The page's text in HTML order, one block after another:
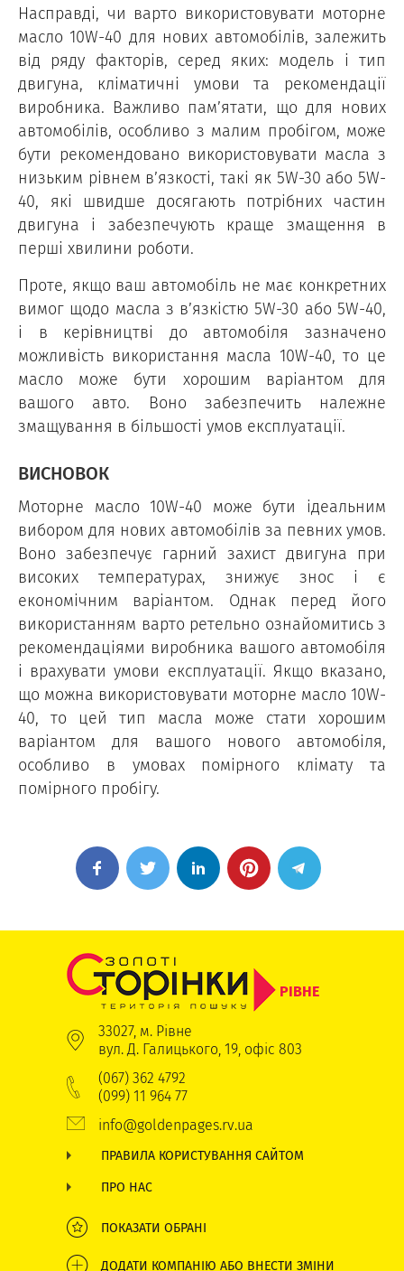
Насправді, чи варто використовувати моторне
масло 10W-40 для нових автомобілів, залежить
від ряду факторів, серед яких: модель і тип
двигуна, кліматичні умови та рекомендації
виробника. Важливо пам’ятати, що для нових
автомобілів, особливо з малим пробігом, може
бути рекомендовано використовувати масла з
низьким рівнем в’язкості, такі як 5W-30 або 5W-
40, які швидше досягають потрібних частин
двигуна і забезпечують краще змащення в
перші хвилини роботи.
Проте, якщо ваш автомобіль не має конкретних
вимог щодо масла з в’язкістю 5W-30 або 5W-40,
і в керівництві до автомобіля зазначено
можливість використання масла 10W-40, то це
масло може бути хорошим варіантом для
вашого авто. Воно забезпечить належне
змащування в більшості умов експлуатації.
ВИСНОВОК
Моторне масло 10W-40 може бути ідеальним
вибором для нових автомобілів за певних умов.
Воно забезпечує гарний захист двигуна при
високих температурах, знижує знос і є
економічним варіантом. Однак перед його
використанням варто ретельно ознайомитись з
рекомендаціями виробника вашого автомобіля
і врахувати умови експлуатації. Якщо вказано,
що можна використовувати моторне масло 10W-
40, то цей тип масла може стати хорошим
варіантом для вашого нового автомобіля,
особливо в умовах помірного клімату та
помірного пробігу.
РІВНЕ
33027, м. Рівне
вул. Д. Галицького, 19, офіс 803
(067) 362 4792
(099) 11 964 77
info@goldenpages.rv.ua
ПРАВИЛА КОРИСТУВАННЯ САЙТОМ
ПРО НАС
ПОКАЗАТИ ОБРАНІ
ДОДАТИ КОМПАНІЮ АБО ВНЕСТИ ЗМІНИ